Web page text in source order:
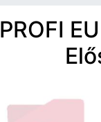
PROFI